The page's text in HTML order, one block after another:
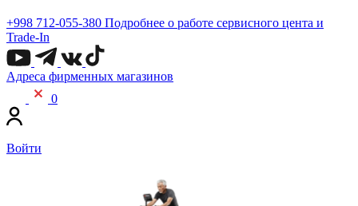
+998 712-055-380 Подробнее о работе сервисного цента и
Trade-In
Адреса фирменных магазинов
0
Войти